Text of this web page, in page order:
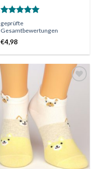
Bewertet
mit5.00
geprüfte
Gesamtbewertungen
€4,98